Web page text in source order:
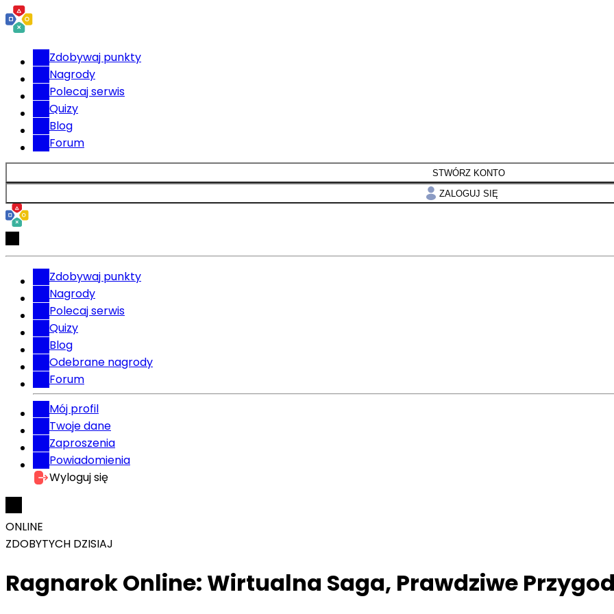
Zdobywaj punkty
Nagrody
Polecaj serwis
Quizy
Blog
Forum
STWÓRZ KONTO
ZALOGUJ SIĘ
Zdobywaj punkty
Nagrody
Polecaj serwis
Quizy
Blog
Odebrane nagrody
Forum
Mój profil
Twoje dane
Zaproszenia
Powiadomienia
Wyloguj się
ONLINE
ZDOBYTYCH DZISIAJ
Ragnarok Online: Wirtualna Saga, Prawdziwe